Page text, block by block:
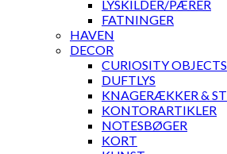
LYSKILDER/PÆRER
FATNINGER
HAVEN
DECOR
CURIOSITY OBJECTS
DUFTLYS
KNAGERÆKKER &
KONTORARTIKLER
NOTESBØGER
KORT